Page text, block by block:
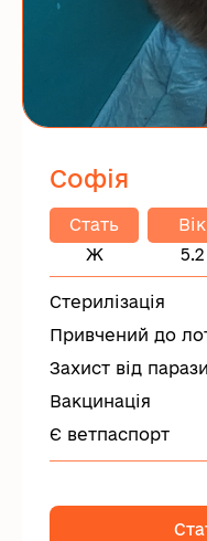
Софія
Стать
Ж
Вік
5.2
Стерилізація
Привчений до
Захист від
Вакцинація
Є ветпаспорт